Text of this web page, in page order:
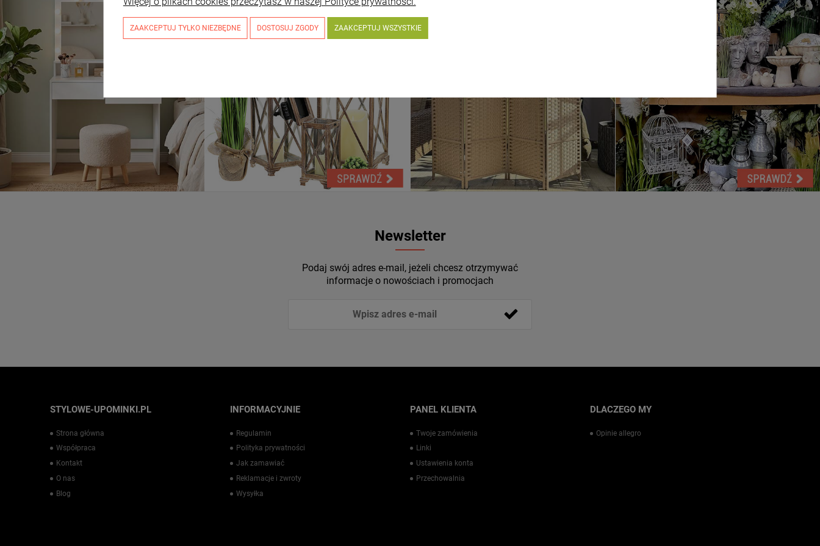
Newsletter
Podaj swój adres e-mail, jeżeli chcesz otrzymywać
informacje o nowościach i promocjach
STYLOWE-UPOMINKI.PL
Strona główna
Współpraca
Kontakt
O nas
Blog
INFORMACYJNIE
Regulamin
Polityka prywatności
Jak zamawiać
Reklamacje i zwroty
Wysyłka
PANEL KLIENTA
Twoje zamówienia
Linki
Ustawienia konta
Przechowalnia
DLACZEGO MY
Opinie allegro
ZAAKCEPTUJ TYLKO NIEZBĘDNE DOSTOSUJ ZGODY ZAAKCEPTUJ WSZYSTKIE